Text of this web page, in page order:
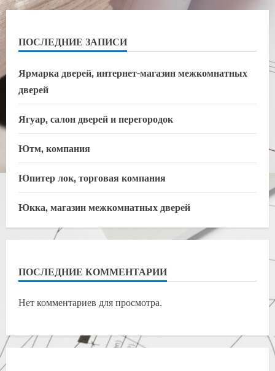
ПОСЛЕДНИЕ ЗАПИСИ
Ярмарка дверей, интернет-магазин межкомнатных
дверей
Ягуар, салон дверей и перегородок
Ютм, компания
Юпитер лок, торговая компания
Юкка, магазин межкомнатных дверей
ПОСЛЕДНИЕ КОММЕНТАРИИ
Нет комментариев для просмотра.